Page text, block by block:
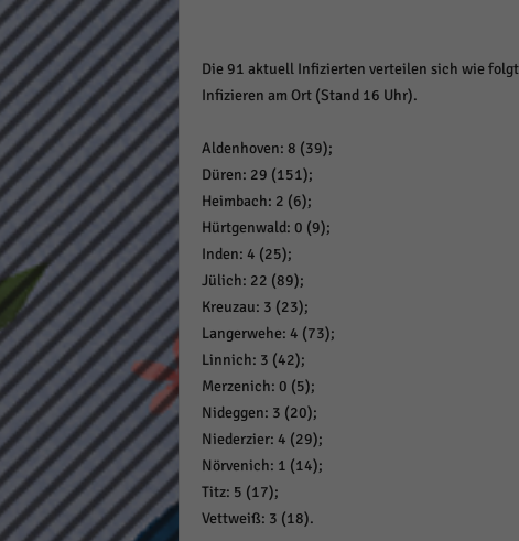
Die 91 aktuell Infizierten verteilen sich wie
Infizieren am Ort (Stand 16 Uhr).
Aldenhoven: 8 (39);
Düren: 29 (151);
Heimbach: 2 (6);
Hürtgenwald: 0 (9);
Inden: 4 (25);
Jülich: 22 (89);
Kreuzau: 3 (23);
Langerwehe: 4 (73);
Linnich: 3 (42);
Merzenich: 0 (5);
Nideggen: 3 (20);
Niederzier: 4 (29);
Nörvenich: 1 (14);
Titz: 5 (17);
Vettweiß: 3 (18).